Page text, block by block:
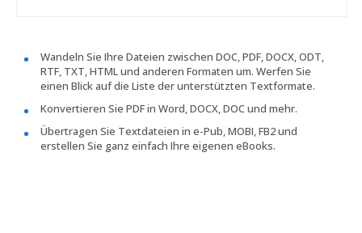
Wandeln Sie Ihre Dateien zwischen DOC, PDF, DOCX, ODT,
RTF, TXT, HTML und anderen Formaten um. Werfen Sie
einen Blick auf die Liste der unterstützten Textformate.
Konvertieren Sie PDF in Word, DOCX, DOC und mehr.
Übertragen Sie Textdateien in e-Pub, MOBI, FB2 und
erstellen Sie ganz einfach Ihre eigenen eBooks.